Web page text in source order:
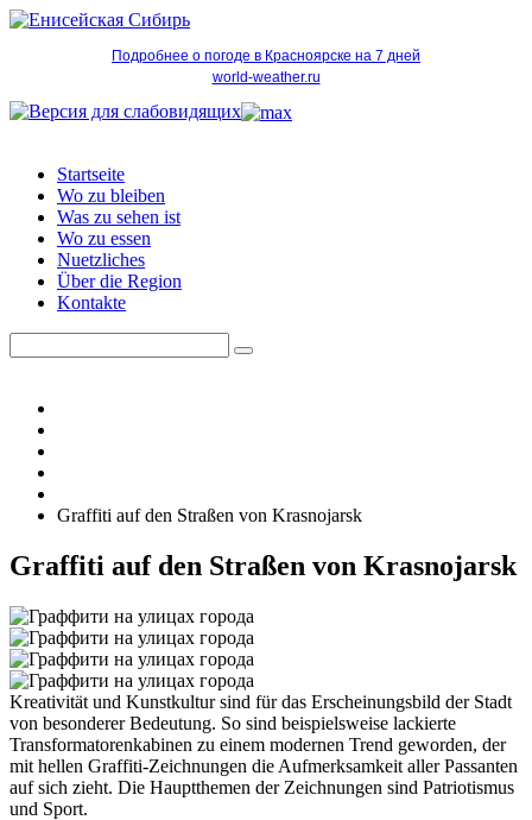
Подробнее о погоде в Красноярске на 7 дней
world-weather.ru
Startseite
Wo zu bleiben
Was zu sehen ist
Wo zu essen
Nuetzliches
Über die Region
Kontakte
Graffiti auf den Straßen von Krasnojarsk
Graffiti auf den Straßen von Krasnojarsk
Kreativität und Kunstkultur sind für das Erscheinungsbild der Stadt
von besonderer Bedeutung. So sind beispielsweise lackierte
Transformatorenkabinen zu einem modernen Trend geworden, der
mit hellen Graffiti-Zeichnungen die Aufmerksamkeit aller Passanten
auf sich zieht. Die Hauptthemen der Zeichnungen sind Patriotismus
und Sport.